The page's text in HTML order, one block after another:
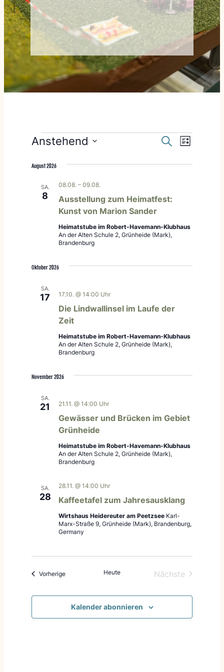
VERANSTALTUNGEN
UND
NAVIGATION
SucheListe
Anstehend
wählen.
August 2026
SA.
8
Ausstellung zum Heimatfest:
Kunst von Marion Sander
08.08. –09.08.
Heimatstube im Robert-Havemann-Klubhaus
An der Alten Schule 2, Grünheide (Mark),
Brandenburg
Oktober 2026
SA.
17
Die Lindwallinsel im Laufe der
Zeit
17.10. @ 14:00 Uhr
Heimatstube im Robert-Havemann-Klubhaus
An der Alten Schule 2, Grünheide (Mark),
Brandenburg
November 2026
SA.
21
Gewässer und Brücken im Gebiet
Grünheide
21.11. @ 14:00 Uhr
Heimatstube im Robert-Havemann-Klubhaus
An der Alten Schule 2, Grünheide (Mark),
Brandenburg
SA.
28 Kaffeetafel zum Jahresausklang
28.11. @ 14:00 Uhr
Wirtshaus Heidereuter am Peetzsee Karl-
Marx-Straße 9, Grünheide (Mark), Brandenburg,
Germany
VorherigeVeranstaltungenHeute
Nächste
Kalender abonnieren